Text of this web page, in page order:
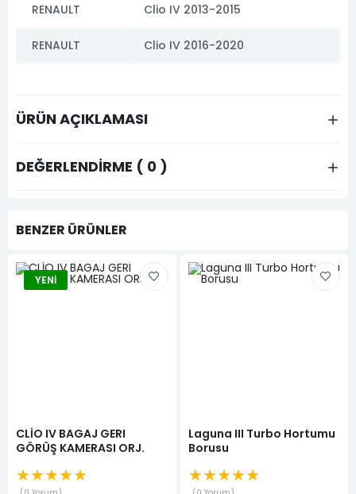
RENAULT Clio IV 2013-2015
RENAULT Clio IV 2016-2020
ÜRÜN AÇIKLAMASI
DEĞERLENDIRME ( 0 )
BENZER ÜRÜNLER
YENI
CLİO IV BAGAJ GERI
GÖRÜŞ KAMERASI ORJ.
★★★★★
Laguna III Turbo Hortumu
Borusu
★★★★★